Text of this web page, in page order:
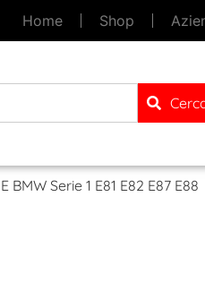
Home Shop
Serie 1 E81 E82 E87 E88